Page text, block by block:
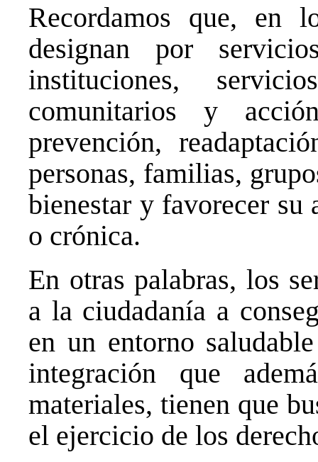
Recordamos que, en
designan por
instituciones,
comunitarios y
prevención,
personas, familias,
bienestar y favorecer su
o crónica.
En otras palabras, los
a la ciudadanía a
en un entorno
integración que
materiales, tienen que
el ejercicio de los